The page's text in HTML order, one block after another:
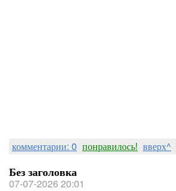
комментарии: 0 понравилось! вверх^
Без заголовка
07-07-2026 20:01